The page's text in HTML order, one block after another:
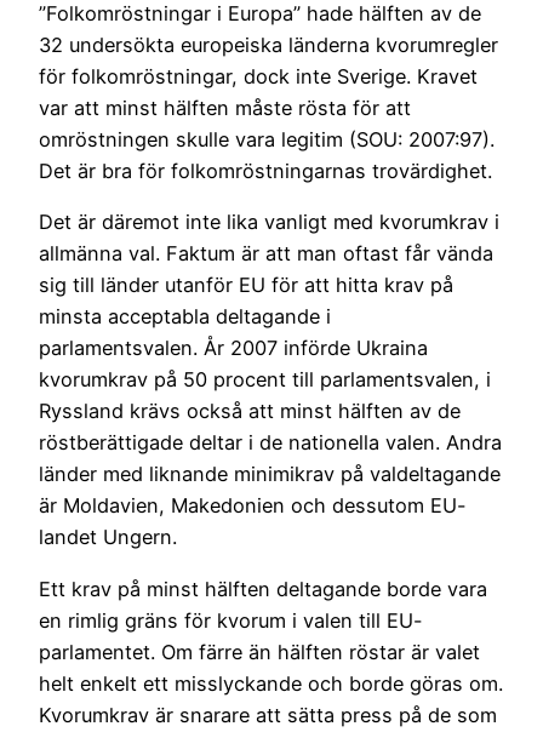
”Folkomröstningar i Europa” hade hälften av de
32 undersökta europeiska länderna kvorumregler
för folkomröstningar, dock inte Sverige. Kravet
var att minst hälften måste rösta för att
omröstningen skulle vara legitim (SOU: 2007:97).
Det är bra för folkomröstningarnas trovärdighet.
Det är däremot inte lika vanligt med kvorumkrav i
allmänna val. Faktum är att man oftast får vända
sig till länder utanför EU för att hitta krav på
minsta acceptabla deltagande i
parlamentsvalen. År 2007 införde Ukraina
kvorumkrav på 50 procent till parlamentsvalen, i
Ryssland krävs också att minst hälften av de
röstberättigade deltar i de nationella valen. Andra
länder med liknande minimikrav på valdeltagande
är Moldavien, Makedonien och dessutom EU-
landet Ungern.
Ett krav på minst hälften deltagande borde vara
en rimlig gräns för kvorum i valen till EU-
parlamentet. Om färre än hälften röstar är valet
helt enkelt ett misslyckande och borde göras om.
Kvorumkrav är snarare att sätta press på de som